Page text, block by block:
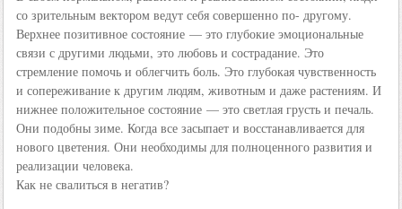
со зрительным вектором ведут себя совершенно по- другому.
Верхнее позитивное состояние — это глубокие эмоциональные
связи с другими людьми, это любовь и сострадание. Это
стремление помочь и облегчить боль. Это глубокая чувственность
и сопереживание к другим людям, животным и даже растениям. И
нижнее положительное состояние — это светлая грусть и печаль.
Они подобны зиме. Когда все засыпает и восстанавливается для
нового цветения. Они необходимы для полноценного развития и
реализации человека.
Как не свалиться в негатив?